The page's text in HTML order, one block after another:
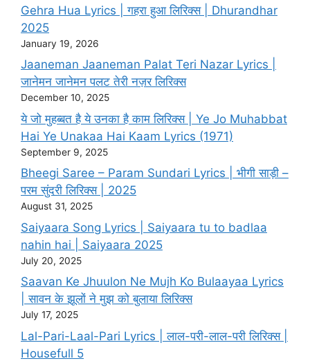
Gehra Hua Lyrics | गहरा हुआ लिरिक्स | Dhurandhar
2025
January 19, 2026
Jaaneman Jaaneman Palat Teri Nazar Lyrics |
जानेमन जानेमन पलट तेरी नज़र लिरिक्स
December 10, 2025
ये जो मुहब्बत है ये उनका है काम लिरिक्स | Ye Jo Muhabbat
Hai Ye Unakaa Hai Kaam Lyrics (1971)
September 9, 2025
Bheegi Saree – Param Sundari Lyrics | भीगी साड़ी –
परम सुंदरी लिरिक्स | 2025
August 31, 2025
Saiyaara Song Lyrics | Saiyaara tu to badlaa
nahin hai | Saiyaara 2025
July 20, 2025
Saavan Ke Jhuulon Ne Mujh Ko Bulaayaa Lyrics
| सावन के झूलों ने मुझ को बुलाया लिरिक्स
July 17, 2025
Lal-Pari-Laal-Pari Lyrics | लाल-परी-लाल-परी लिरिक्स |
Housefull 5